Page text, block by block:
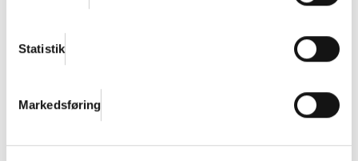
Statistik
Markedsføring